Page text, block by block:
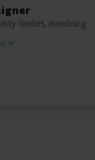
GmbH, Hamburg